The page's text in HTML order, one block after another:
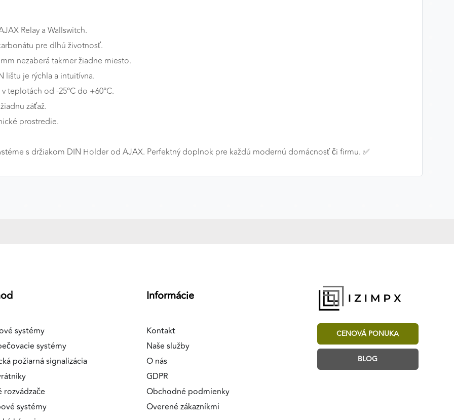
Relay a Wallswitch.
pre dlhú životnosť.
nezaberá takmer žiadne miesto.
lištu je rýchla a intuitívna.
teplotách od -25°C do +60°C.
záťaž.
prostredie.
s držiakom DIN Holder od AJAX. Perfektný doplnok pre každú modernú domácnosť či firmu. ✅
systémy
systémy
požiarná signalizácia
rozvádzače
systémy
Informácie
Kontakt
Naše služby
O nás
GDPR
Obchodné podmienky
Overené zákazníkmi
CENOVÁ PONUKA
BLOG